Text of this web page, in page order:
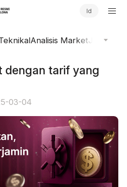
Id
Analisis MarketJurnal
dengan tarif yang
03-04